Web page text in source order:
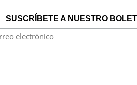
SUSCRÍBETE A NUESTRO